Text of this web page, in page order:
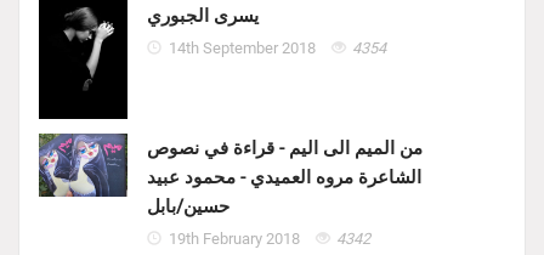
يسرى الجبوري
14th September 2018 4354
من الميم الى اليم - قراءة في نصوص
الشاعرة مروه العميدي - محمود عبيد
حسين/بابل
19th February 2018 4342